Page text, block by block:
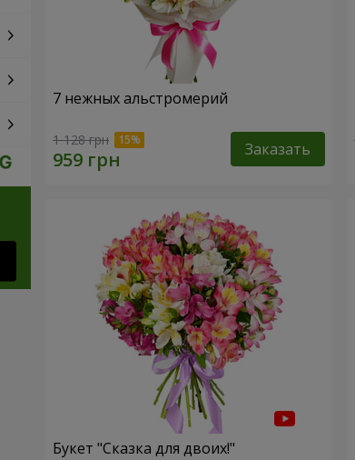
7 нежных альстромерий
1 128 грн Заказать
Букет "Сказка для двоих!"